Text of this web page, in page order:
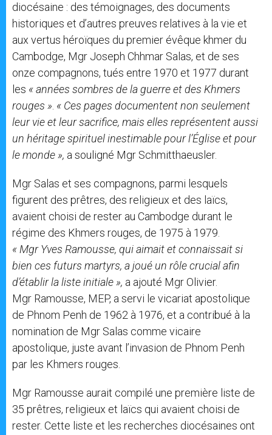
diocésaine : des témoignages, des documents
historiques et d’autres preuves relatives à la vie et
aux vertus héroïques du premier évêque khmer du
Cambodge, Mgr Joseph Chhmar Salas, et de ses
onze compagnons, tués entre 1970 et 1977 durant
les « années sombres de la guerre et des Khmers
rouges » « Ces pages documentent non seulement
leur vie et leur sacrifice, mais elles représentent aussi
un héritage spirituel inestimable pour l’Église et pour
le monde », a souligné Mgr Schmitthaeusler.
Mgr Salas et ses compagnons, parmi lesquels
figurent des prêtres, des religieux et des laïcs,
avaient choisi de rester au Cambodge durant le
régime des Khmers rouges, de 1975 à 1979.
« Mgr Yves Ramousse, qui aimait et connaissait si
bien ces futurs martyrs, a joué un rôle crucial afin
d’établir la liste initiale », a ajouté Mgr Olivier.
Mgr Ramousse, MEP, a servi le vicariat apostolique
de Phnom Penh de 1962 à 1976, et a contribué à la
nomination de Mgr Salas comme vicaire
apostolique, juste avant l’invasion de Phnom Penh
par les Khmers rouges.
Mgr Ramousse aurait compilé une première liste de
35 prêtres, religieux et laïcs qui avaient choisi de
rester. Cette liste et les recherches diocésaines ont